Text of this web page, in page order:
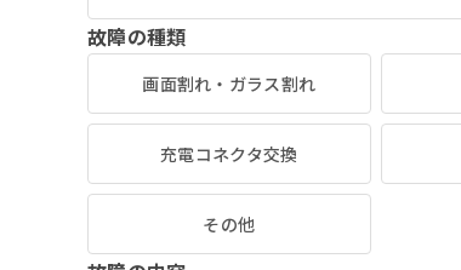
故障の種類
画面割れ・ガラス割れ
充電コネクタ交換
その他